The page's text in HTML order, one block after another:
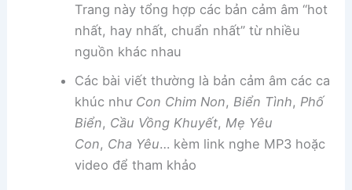
Trang này tổng hợp các bản cảm âm “hot
nhất, hay nhất, chuẩn nhất” từ nhiều
nguồn khác nhau
Các bài viết thường là bản cảm âm các ca
khúc như Con Chim Non, Biển Tình, Phố
Biển, Cầu Vồng Khuyết, Mẹ Yêu
Con, Cha Yêu… kèm link nghe MP3 hoặc
video để tham khảo